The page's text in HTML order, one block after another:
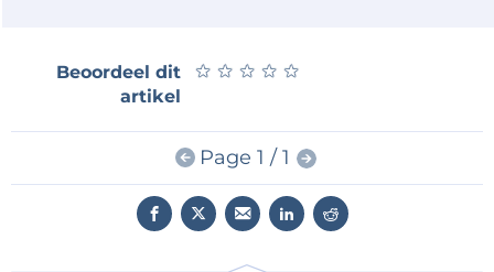
het Automotive Forum, over golfvormen en artificiële
intelligentie in automotive radar, en het nieuwe 5G
zal overbruggen), een unieke workshop over
Quantum Computing voor elektrotechnici, en
eigenlijk op ieder moment van de week is er wel iets
Beoordeel dit
artikel
★ ★ ★ ★ ★
★ ★ ★ ★ ★
Page 1 / 1